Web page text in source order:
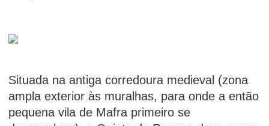
Situada na antiga corredoura medieval (zona
ampla exterior às muralhas, para onde a então
pequena vila de Mafra primeiro se